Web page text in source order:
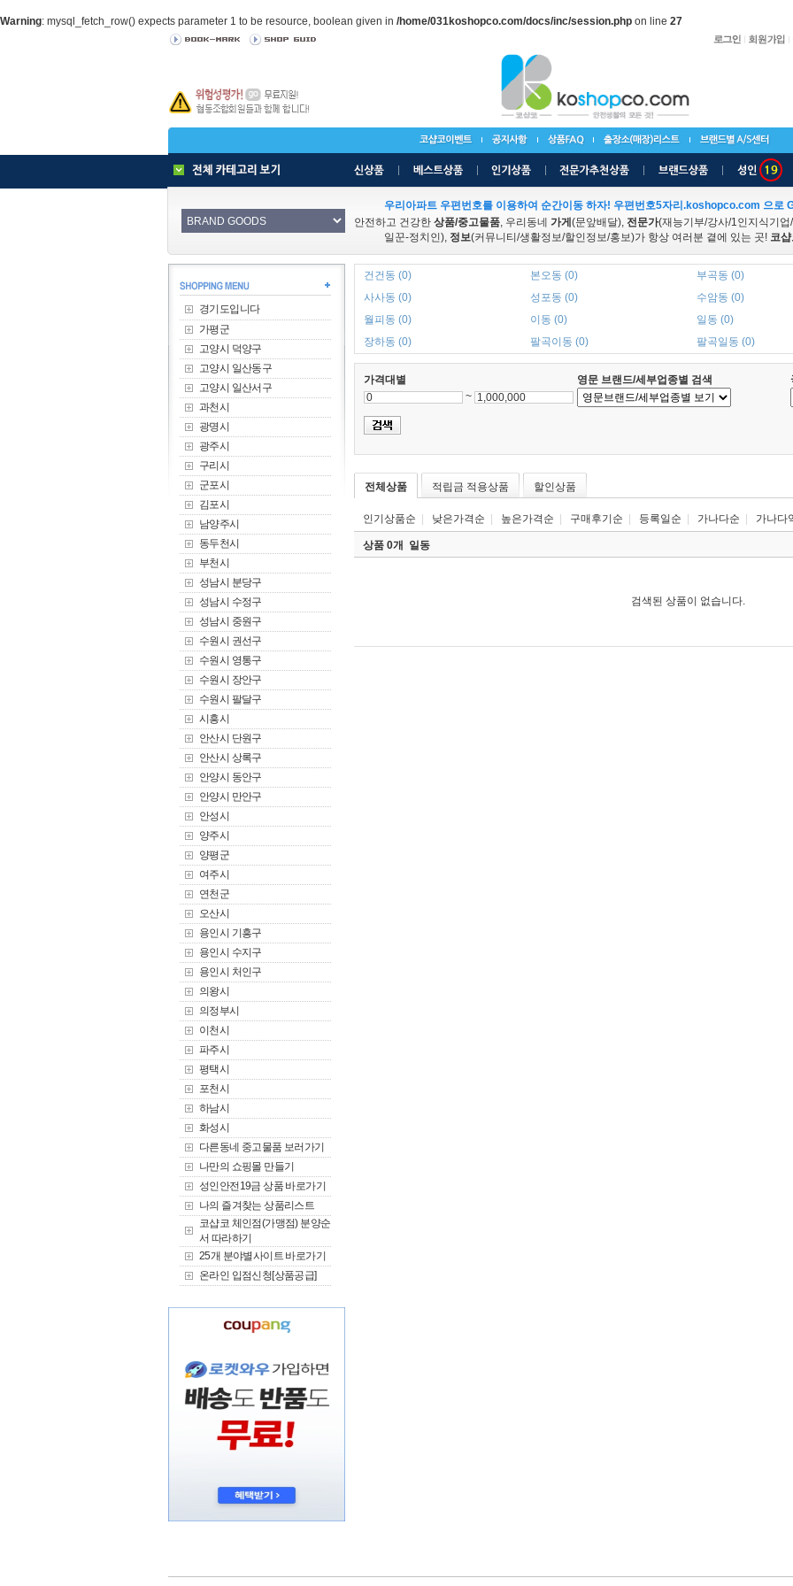
Warning: mysql_fetch_row() expects parameter 1 to be resource, boolean given in /home/031koshopco.com/docs/inc/session.php on line 27
우리아파트 우편번호를 이용하여 순간이동 하자! 우편번호5자리.koshopco.com 으로
안전하고 건강한 상품/중고물품, 우리동네 가게 (문앞배달), 전문가(재능기부/강사/1인지식기업
일꾼-정치인), 정보(커뮤니티/생활정보/할인정보/홍보)가 항상 여러분 곁에 있는 곳! 코
경기도입니다
가평군
고양시 덕양구
고양시 일산동구
고양시 일산서구
과천시
광명시
광주시
구리시
군포시
김포시
남양주시
동두천시
부천시
성남시 분당구
성남시 수정구
성남시 중원구
수원시 권선구
수원시 영통구
수원시 장안구
수원시 팔달구
시흥시
안산시 단원구
안산시 상록구
안양시 동안구
안양시 만안구
안성시
양주시
양평군
여주시
연천군
오산시
용인시 기흥구
용인시 수지구
용인시 처인구
의왕시
의정부시
이천시
파주시
평택시
포천시
하남시
화성시
다른동네 중고물품 보러가기
나만의 쇼핑몰 만들기
성인안전19금 상품 바로가기
나의 즐겨찾는 상품리스트
코샵코 체인점(가맹점) 분양순
서 따라하기
25개 분야별사이트 바로가기
온라인 입점신청[상품공급]
건건동 (0) 본오동 (0)
부곡동 (0)
사사동 (0)
성포동 (0)
수암동 (0)
월피동 (0)
이동 (0)
일동 (0)
장하동 (0)
팔곡이동 (0) 팔곡일동 (0)
가격대별 영문 브랜드/세부업종별 검색
~
전체상품 적립금 적용상품 할인상품
인기상품순 낮은가격순 높은가격순 구매후기순 등록일순 가나다순 가나다
상품 0개 일동
검색된 상품이 없습니다.